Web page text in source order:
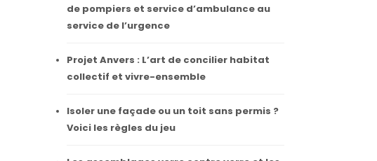
de pompiers et service d’ambulance au
service de l’urgence
Projet Anvers : L’art de concilier habitat
collectif et vivre-ensemble
Isoler une façade ou un toit sans permis ?
Voici les règles du jeu